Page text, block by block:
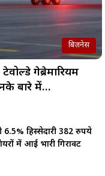
बिज़नेस
गेब्रेमारियम
बारे में…
हिस्सेदारी 382 रुपये
में आई भारी गिरावट